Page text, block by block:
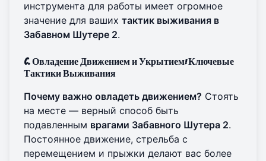
инструмента для работы имеет огромное
значение для ваших тактик выживания в
Забавном Шутере 2.
C. Овладение Движением и Укрытием: Ключевые
Тактики Выживания
Почему важно овладеть движением? Стоять
на месте — верный способ быть
подавленным врагами Забавного Шутера 2.
Постоянное движение, стрельба с
перемещением и прыжки делают вас более